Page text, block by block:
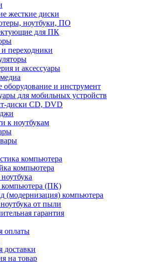
жесткие диски
ноутбуки, ПО
для ПК
переходники
и аксессуары
оборудование и инструмент
для мобильных устройств
диски CD, DVD
к ноутбукам
компьютера
компьютера
компьютера (ПК)
(модернизация) компьютера
от пыли
гарантия
оплаты
доставки
на товар